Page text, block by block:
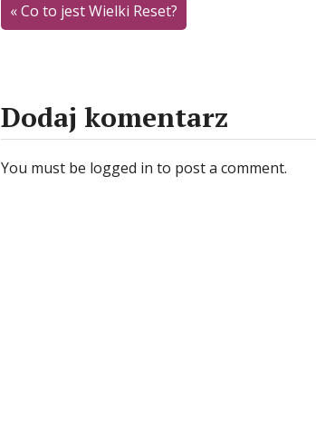
«Co to jest Wielki Reset?
Dodaj komentarz
You must be logged in to post a comment.